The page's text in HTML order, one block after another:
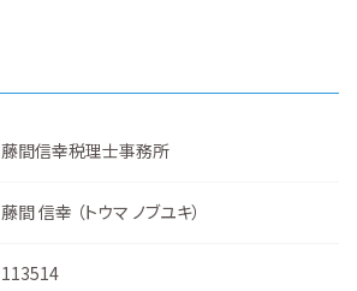
藤間信幸税理士事務所
藤間 信幸 （トウマ ノブユキ）
113514